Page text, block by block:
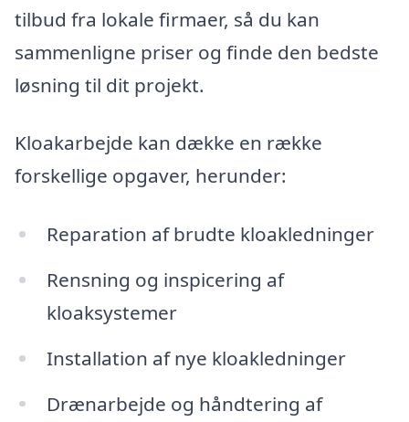
tilbud fra lokale firmaer, så du kan
sammenligne priser og finde den bedste
løsning til dit projekt.
Kloakarbejde kan dække en række
forskellige opgaver, herunder:
Reparation af brudte kloakledninger
Rensning og inspicering af
kloaksystemer
Installation af nye kloakledninger
Drænarbejde og håndtering af